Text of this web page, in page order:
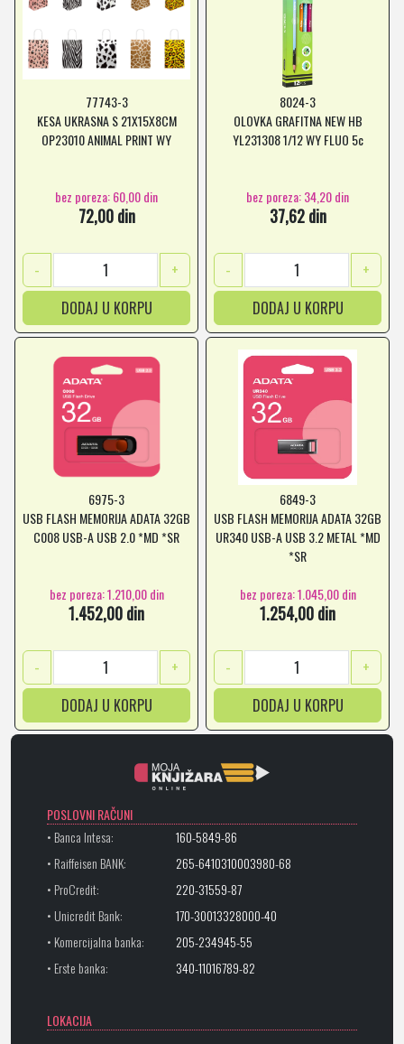
77743-3
KESA UKRASNA S 21X15X8CM
OP23010 ANIMAL PRINT WY
bez poreza: 60,00 din
72,00 din
-
+
DODAJ U KORPU
8024-3
OLOVKA GRAFITNA NEW HB
YL231308 1/12 WY FLUO 5c
bez poreza: 34,20 din
37,62 din
-
+
DODAJ U KORPU
6975-3
USB FLASH MEMORIJA ADATA 32GB
C008 USB-A USB 2.0 *MD *SR
bez poreza: 1.210,00 din
1.452,00 din
-
+
DODAJ U KORPU
6849-3
USB FLASH MEMORIJA ADATA 32GB
UR340 USB-A USB 3.2 METAL *MD
*SR
bez poreza: 1.045,00 din
1.254,00 din
-
+
DODAJ U KORPU
POSLOVNI RAČUNI
• Banca Intesa:
160-5849-86
• Raiffeisen BANK:
265-6410310003980-68
• ProCredit:
220-31559-87
• Unicredit Bank:
170-30013328000-40
• Komercijalna banka:
205-234945-55
• Erste banka:
340-11016789-82
LOKACIJA